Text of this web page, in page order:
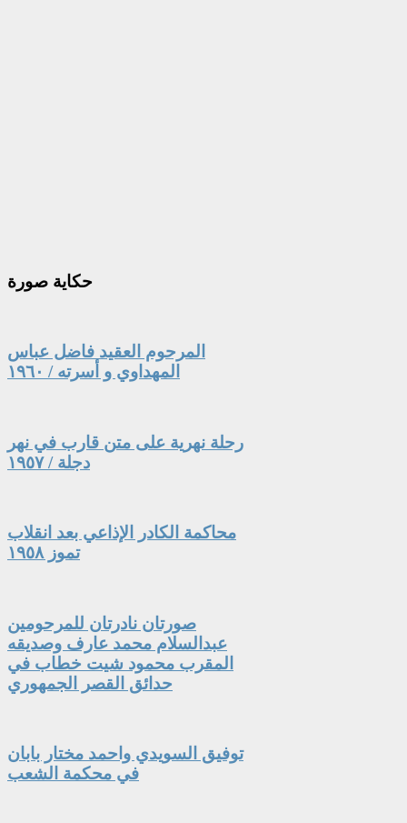
حكاية صورة
المرحوم العقيد فاضل عباس
المهداوي و أسرته / ١٩٦٠
رحلة نهرية على متن قارب في نهر
دجلة / ١٩٥٧
محاكمة الكادر الإذاعي بعد انقلاب
تموز ١٩٥٨
صورتان نادرتان للمرحومين
عبدالسلام محمد عارف وصديقه
المقرب محمود شيت خطاب في
حدائق القصر الجمهوري
توفيق السويدي واحمد مختار بابان
في محكمة الشعب